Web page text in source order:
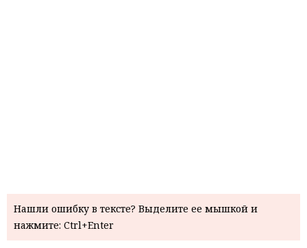
Нашли ошибку в тексте? Выделите ее мышкой и
нажмите: Ctrl+Enter